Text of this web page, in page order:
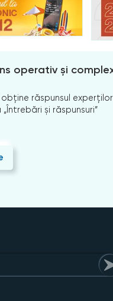
operativ și
răspunsul
și răspunsuri”